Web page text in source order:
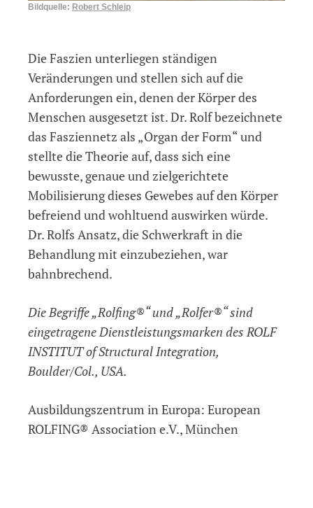
Bildquelle: Robert Schleip
Die Faszien unterliegen ständigen
Veränderungen und stellen sich auf die
Anforderungen ein, denen der Körper des
Menschen ausgesetzt ist. Dr. Rolf bezeichnete
das Fasziennetz als „Organ der Form“ und
stellte die Theorie auf, dass sich eine
bewusste, genaue und zielgerichtete
Mobilisierung dieses Gewebes auf den Körper
befreiend und wohltuend auswirken würde.
Dr. Rolfs Ansatz, die Schwerkraft in die
Behandlung mit einzubeziehen, war
bahnbrechend.
Die Begriffe „Rolfing®“ und „Rolfer®“ sind
eingetragene Dienstleistungsmarken des ROLF
INSTITUT of Structural Integration,
Boulder/Col., USA.
Ausbildungszentrum in Europa: European
ROLFING® Association e.V., München